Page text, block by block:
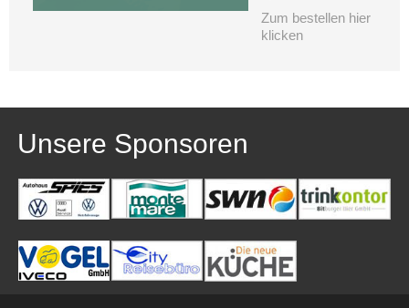
Zum bestellen hier
klicken
Unsere Sponsoren